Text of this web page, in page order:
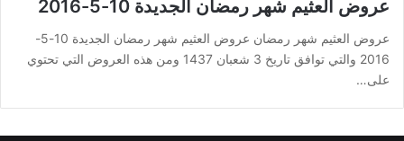
عروض العثيم شهر رمضان الجديدة 10-5-2016
عروض العثيم شهر رمضان عروض العثيم شهر رمضان الجديدة 10-5-
2016 والتي توافق تاريخ 3 شعبان 1437 ومن هذه العروض التي تحتوي
على…